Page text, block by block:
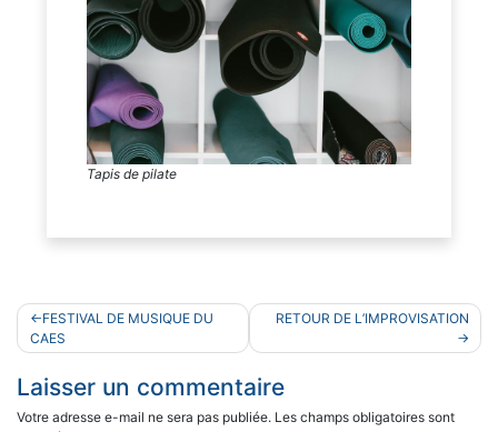
Tapis de pilate
Navigation
de
l’article
FESTIVAL DE MUSIQUE DU
CAES
RETOUR DE L’IMPROVISATION
Laisser un commentaire
Votre adresse e-mail ne sera pas publiée. Les champs obligatoires sont